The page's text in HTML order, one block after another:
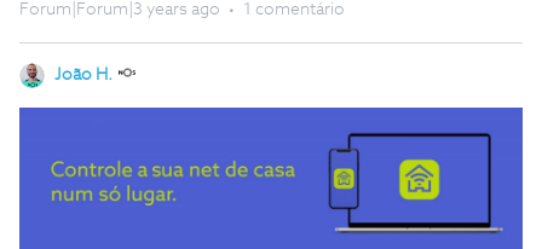
Forum|Forum|3 years ago 1 comentário
João H.